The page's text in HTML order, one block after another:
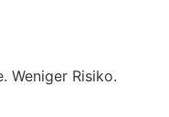
Weniger Risiko.